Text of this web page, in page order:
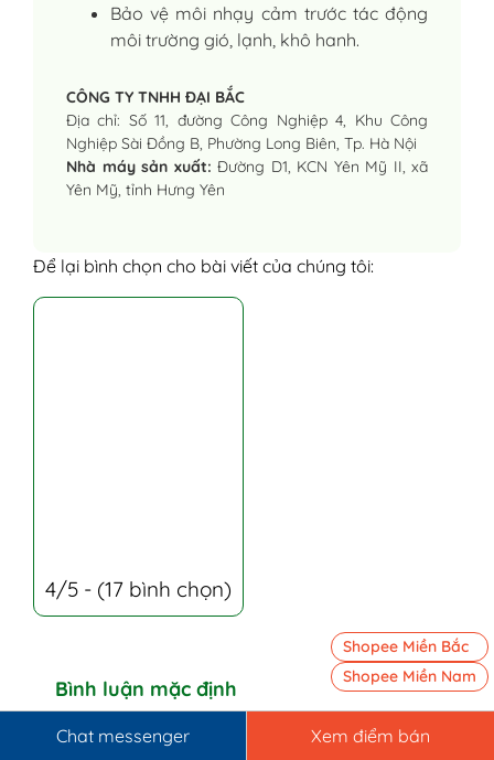
Bảo vệ môi nhạy cảm trước tác động
môi trường gió, lạnh, khô hanh.
CÔNG TY TNHH ĐẠI BẮC
Địa chỉ: Số 11, đường Công Nghiệp 4, Khu Công
Nghiệp Sài Đồng B, Phường Long Biên, Tp. Hà Nội
Nhà máy sản xuất: Đường D1, KCN Yên Mỹ II, xã
Yên Mỹ, tỉnh Hưng Yên
Để lại bình chọn cho bài viết của chúng tôi:
4/5 - (17 bình chọn)
Bình luận mặc định
Chat messenger Xem điểm bán
Shopee Miền Bắc
Shopee Miền Nam